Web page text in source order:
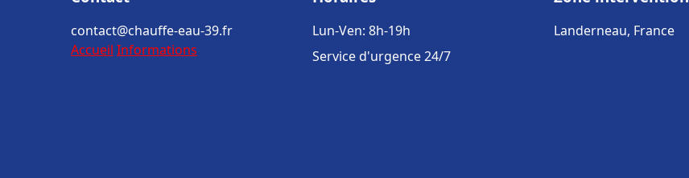
contact@chauffe-eau-39.fr
Accueil Informations
Lun-Ven: 8h-19h
Service d'urgence 24/7
Landerneau, France